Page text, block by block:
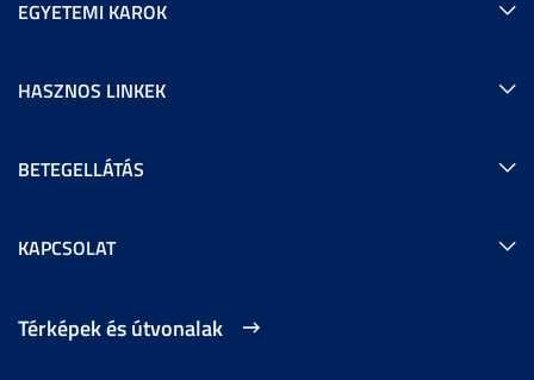
EGYETEMI KAROK
HASZNOS LINKEK
BETEGELLÁTÁS
KAPCSOLAT
Térképek és útvonalak